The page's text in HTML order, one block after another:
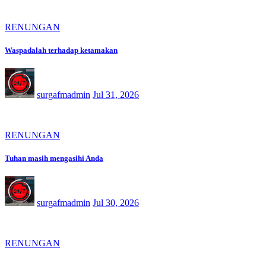
RENUNGAN
Waspadalah terhadap ketamakan
surgafmadmin Jul 31, 2026
RENUNGAN
Tuhan masih mengasihi Anda
surgafmadmin Jul 30, 2026
RENUNGAN